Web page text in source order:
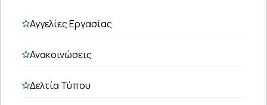
Αγγελίες Εργασίας
Ανακοινώσεις
Δελτία Τύπου